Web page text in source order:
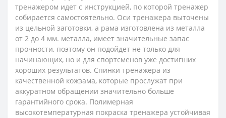
тренажером идет с инструкцией, по которой тренажер
собирается самостоятельно. Оси тренажера выточены
из цельной заготовки, а рама изготовлена из металла
от 2 до 4 мм. металла, имеет значительные запас
прочности, поэтому он подойдет не только для
начинающих, но и для спортсменов уже достигших
хороших результатов. Спинки тренажера из
качественной кожзама, которые прослужат при
аккуратном обращении значительно больше
гарантийного срока. Полимерная
высокотемпературная покраска тренажера устойчивая